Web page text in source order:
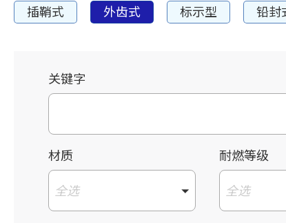
插鞘式
外齿式 标示型 铅封
关键字
材质
全选
耐燃等级
全选